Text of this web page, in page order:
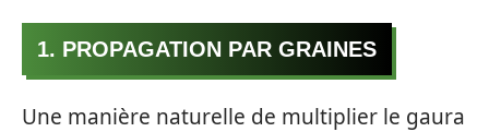
1. PROPAGATION PAR GRAINES
Une manière naturelle de multiplier le gaura